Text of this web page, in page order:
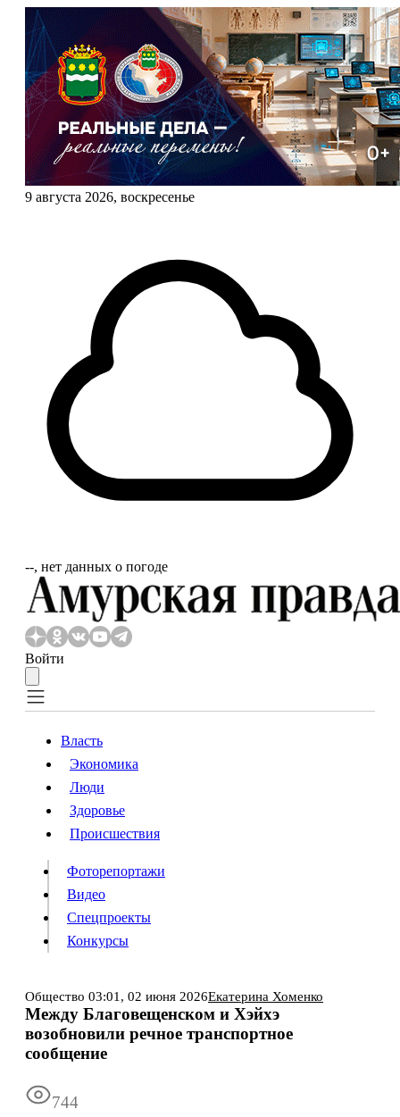
9 августа 2026, воскресенье
‐‐, нет данных о погоде
Войти
Власть
Происшествия
Видео
Конкурсы
Информация Подписка Реклама Все новости
Власть
Экономика
Люди
Здоровье
Происшествия
Фоторепортажи
Видео
Спецпроекты
Конкурсы
Общество 03:01, 02 июня 2026Екатерина Хоменко
Между Благовещенском и Хэйхэ
возобновили речное транспортное
сообщение
744